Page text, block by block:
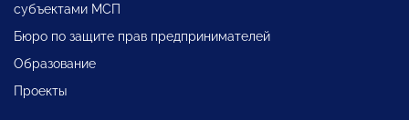
субъектами МСП
Бюро по защите прав предпринимателей
Образование
Проекты